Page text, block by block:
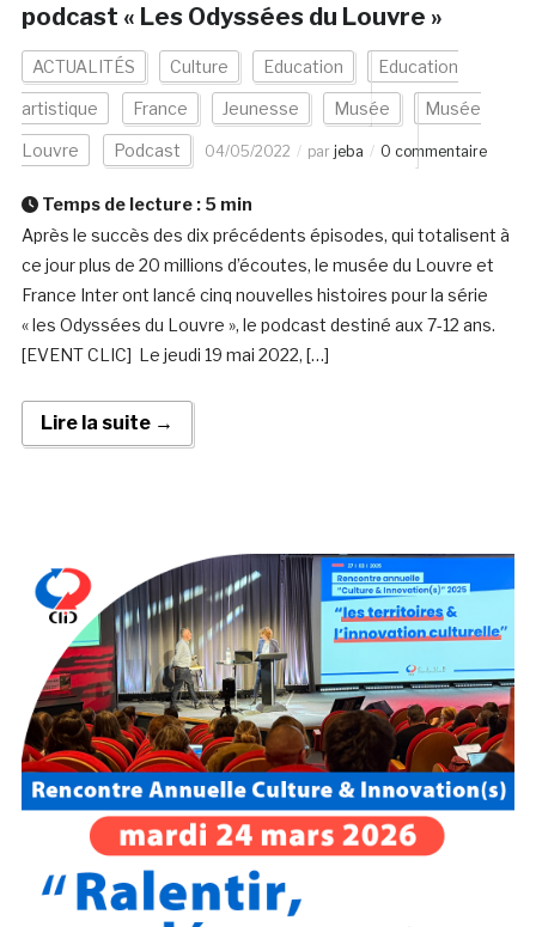
podcast « Les Odyssées du Louvre »
ACTUALITÉS Culture Education Education
artistique France Jeunesse Musée Musée
Louvre Podcast 04/05/2022 par jeba 0 commentaire
Temps de lecture : 5 min
Après le succès des dix précédents épisodes, qui totalisent à
ce jour plus de 20 millions d’écoutes, le musée du Louvre et
France Inter ont lancé cinq nouvelles histoires pour la série
« les Odyssées du Louvre », le podcast destiné aux 7-12 ans.
[EVENT CLIC] Le jeudi 19 mai 2022, […]
Lire la suite →